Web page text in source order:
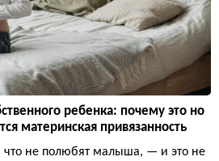
ребенка: почему это но
материнская привязанность
что не полюбят малыша, — и это не